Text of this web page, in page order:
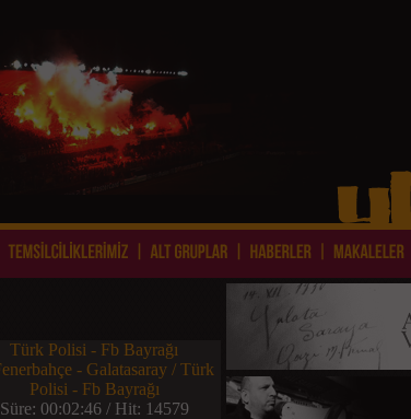
Türk Polisi - Fb Bayrağı
Süre: 00:02:46 / Hit: 14579